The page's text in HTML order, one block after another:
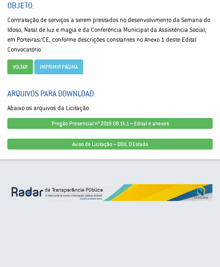
OBJETO:
Contratação de serviços a serem prestados no desenvolvimento da Semana do
Idoso, Natal de luz e magia e da Conferência Municipal da Assistência Social,
em Porteiras/CE, conforme descrições constantes no Anexo 1 deste Edital
Convocatório.
VOLTAR IMPRIMIR PÁGINA
ARQUIVOS PARA DOWNLOAD:
Abaixo os arquivos da Licitação.
Pregão Presencial nº 2019.08.15.1 – Edital e anexos
Aviso de Licitação – DOU, O Estado